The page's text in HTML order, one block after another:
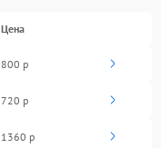
Цена
800 р
720 р
1360 р